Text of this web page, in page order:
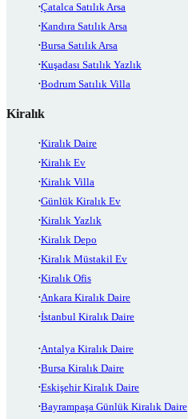
Çatalca Satılık Arsa
Kandıra Satılık Arsa
Bursa Satılık Arsa
Kuşadası Satılık Yazlık
Bodrum Satılık Villa
Kiralık
Kiralık Daire
Kiralık Ev
Kiralık Villa
Günlük Kiralık Ev
Kiralık Yazlık
Kiralık Depo
Kiralık Müstakil Ev
Kiralık Ofis
Ankara Kiralık Daire
İstanbul Kiralık Daire
Antalya Kiralık Daire
Bursa Kiralık Daire
Eskişehir Kiralık Daire
Bayrampaşa Günlük Kiralık Daire